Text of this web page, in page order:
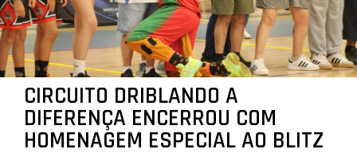
CIRCUITO DRIBLANDO A
DIFERENÇA ENCERROU COM
HOMENAGEM ESPECIAL AO BLITZ